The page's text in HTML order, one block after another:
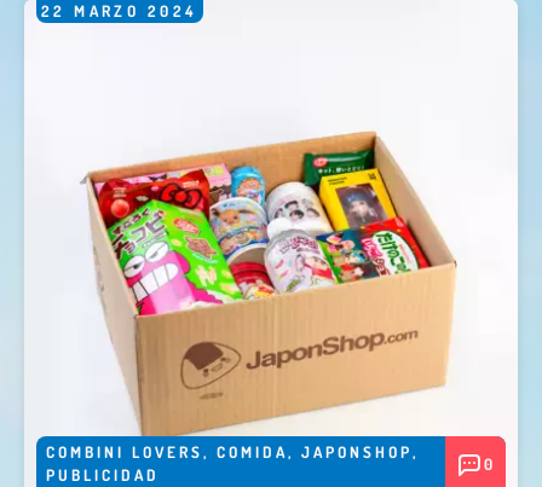
22 MARZO 2024
COMBINI LOVERS, COMIDA, JAPONSHOP,
PUBLICIDAD
0